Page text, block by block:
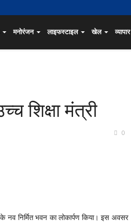
मनोरंजन लाइफस्टाइल खेल व्यापार
शिक्षा मंत्री
0
नव निर्मित भवन का लोकार्पण किया। इस अवसर